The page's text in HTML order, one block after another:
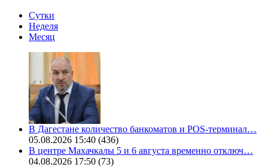
Сутки
Неделя
Месяц
В Дагестане количество банкоматов и POS-терминал…
05.08.2026 15:40 (436)
В центре Махачкалы 5 и 6 августа временно отключ…
04.08.2026 17:50 (73)